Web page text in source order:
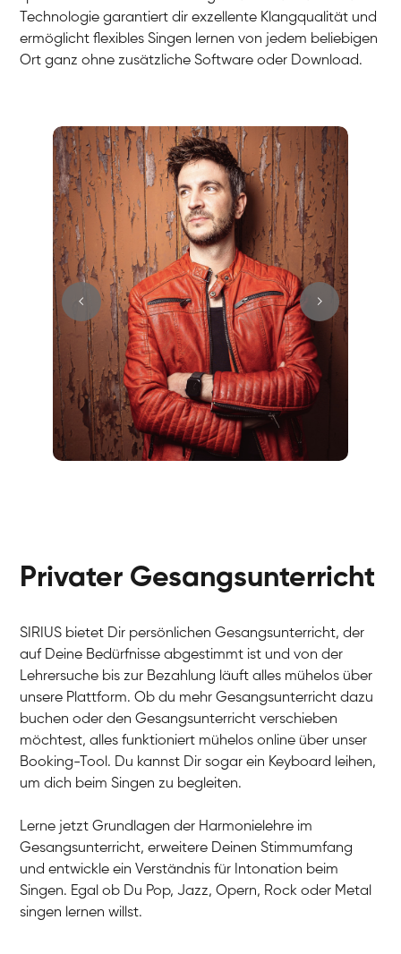
Technologie garantiert dir exzellente Klangqualität und
ermöglicht flexibles Singen lernen von jedem beliebigen
Ort ganz ohne zusätzliche Software oder Download.
Stefan
Gesang / Vocal
Gesang / Vocal
Anna
Gesang / Vocal
Gesang / Vocal
Gesang / Vocal
Gesang / Vocal
Gesang / Vocal
Gesang / Vocal
Gesang / Vocal
Gesang / Vocal
Gesang / Vocal
Gesang / Vocal
Gesang / Vocal
Privater Gesangsunterricht
SIRIUS bietet Dir persönlichen Gesangsunterricht, der
auf Deine Bedürfnisse abgestimmt ist und von der
Lehrersuche bis zur Bezahlung läuft alles mühelos über
unsere Plattform. Ob du mehr Gesangsunterricht dazu
buchen oder den Gesangsunterricht verschieben
möchtest, alles funktioniert mühelos online über unser
Booking-Tool. Du kannst Dir sogar ein Keyboard leihen,
um dich beim Singen zu begleiten.
Lerne jetzt Grundlagen der Harmonielehre im
Gesangsunterricht, erweitere Deinen Stimmumfang
und entwickle ein Verständnis für Intonation beim
Singen. Egal ob Du Pop, Jazz, Opern, Rock oder Metal
singen lernen willst.